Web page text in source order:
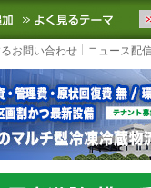
ュースをお届けし
お気に入りに追加 よ
お問い合わせ ニュース配